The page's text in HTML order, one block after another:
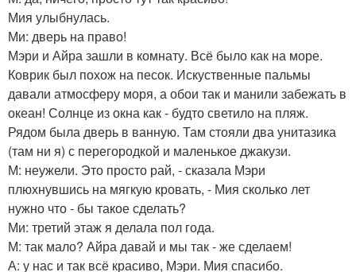
Мия улыбнулась.
Ми: дверь на право!
Мэри и Айра зашли в комнату. Всё было как на море.
Коврик был похож на песок. Искуственные пальмы
давали атмосферу моря, а обои так и манили забежать в
океан! Солнце из окна как - будто светило на пляж.
Рядом была дверь в ванную. Там стояли два унитазика
(там ни я) с перегородкой и маленькое джакузи.
М: неужели. Это просто рай, - сказала Мэри
плюхнувшись на мягкую кровать, - Мия сколько лет
нужно что - бы такое сделать?
Ми: третий этаж я делала пол года.
М: так мало? Айра давай и мы так - же сделаем!
А: у нас и так всё красиво, Мэри. Мия спасибо.